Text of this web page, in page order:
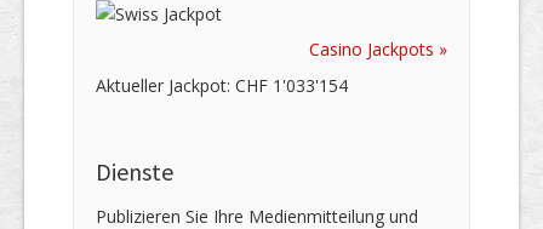
Casino Jackpots »
Aktueller Jackpot: CHF 1'033'154
Dienste
Publizieren Sie Ihre Medienmitteilung und